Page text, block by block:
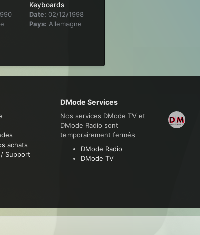
Keyboards
Date: 02/12/1998
Pays: Allemagne
achats
Support
DMode Services
Nos services DMode TV et
DMode Radio sont
temporairement fermés
DMode Radio
DMode TV